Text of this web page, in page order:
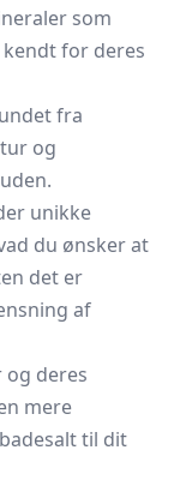
som
kendt for deres
fra
og
unikke
du ønsker at
det er
af
deres
mere
til dit